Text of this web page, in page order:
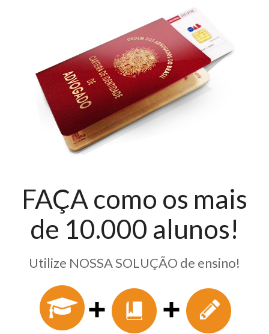
FAÇA como os mais
de 10.000 alunos!
Utilize NOSSA SOLUÇÃO de ensino!